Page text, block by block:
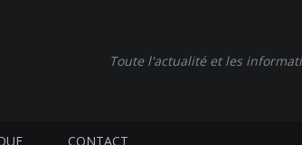
Toute l'actualité et les
CONTACT